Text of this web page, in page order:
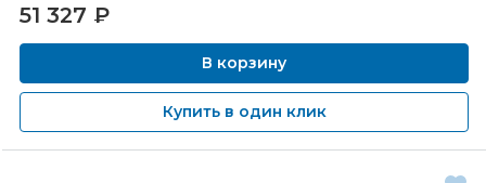
51 327 ₽
В корзину
Купить в один клик